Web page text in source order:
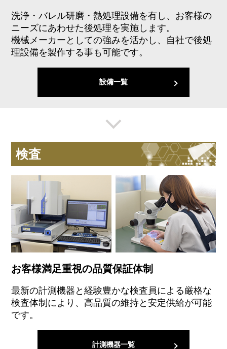
洗浄・バレル研磨・熱処理設備を有し、お客様の
ニーズにあわせた後処理を実施します。
機械メーカーとしての強みを活かし、自社で後処
理設備を製作する事も可能です。
設備一覧
検査
お客様満足重視の品質保証体制
最新の計測機器と経験豊かな検査員による厳格な
検査体制により、高品質の維持と安定供給が可能
です。
計測機器一覧